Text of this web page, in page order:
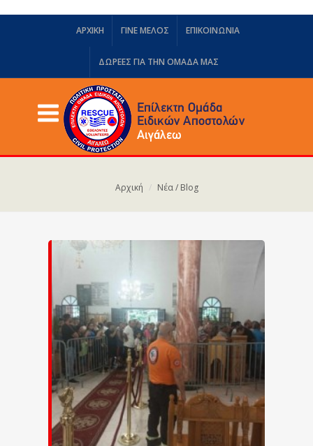
ΑΡΧΙΚΗ ΓΙΝΕ ΜΕΛΟΣ ΕΠΙΚΟΙΝΩΝΙΑ
ΔΩΡΕΈΣ ΓΙΑ ΤΗΝ ΟΜΆΔΑ ΜΑΣ
Αρχική Νέα / Blog